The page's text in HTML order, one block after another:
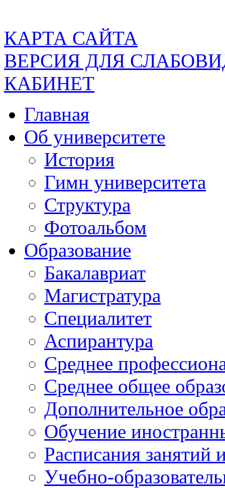
КАРТА САЙТА
ВЕРСИЯ ДЛЯ
КАБИНЕТ
Главная
Об университете
История
Гимн университета
Структура
Фотоальбом
Образование
Бакалавриат
Магистратура
Специалитет
Аспирантура
Среднее
Среднее общее
Дополнительное
Обучение
Расписания занятий
Учебно-